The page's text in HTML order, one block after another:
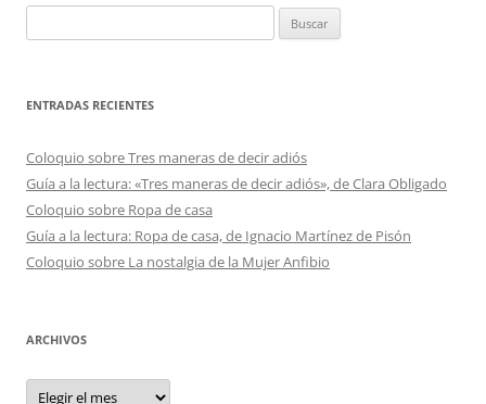
ENTRADAS RECIENTES
Coloquio sobre Tres maneras de decir adiós
Guía a la lectura: «Tres maneras de decir adiós», de Clara Obligado
Coloquio sobre Ropa de casa
Guía a la lectura: Ropa de casa, de Ignacio Martínez de Pisón
Coloquio sobre La nostalgia de la Mujer Anfibio
ARCHIVOS
Archivos